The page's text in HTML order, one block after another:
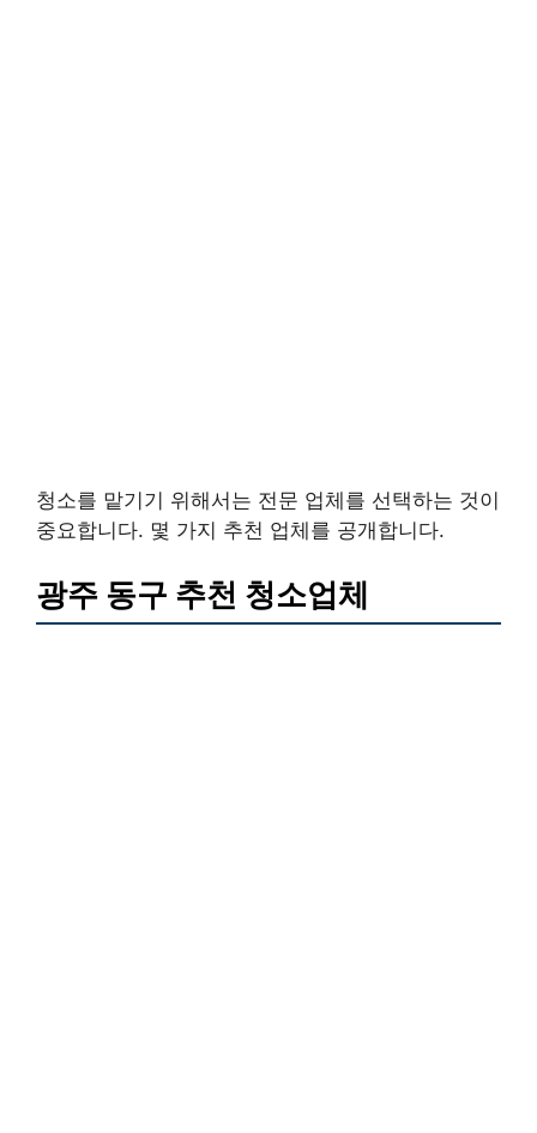
청소를 맡기기 위해서는 전문 업체를 선택하는 것이
중요합니다. 몇 가지 추천 업체를 공개합니다.
광주 동구 추천 청소업체